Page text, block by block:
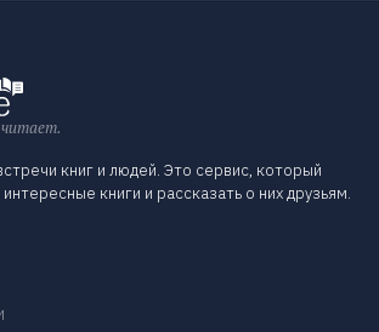
книг и людей. Это сервис, который
книги и рассказать о них друзьям.